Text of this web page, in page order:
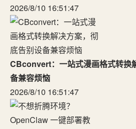
2026/8/10 16:51:47
CBconvert：一站式漫画格式转换
备兼容烦恼
2026/8/10 16:51:47